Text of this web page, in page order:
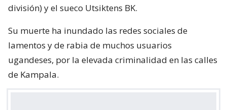
división) y el sueco Utsiktens BK.
Su muerte ha inundado las redes sociales de
lamentos y de rabia de muchos usuarios
ugandeses, por la elevada criminalidad en las calles
de Kampala.